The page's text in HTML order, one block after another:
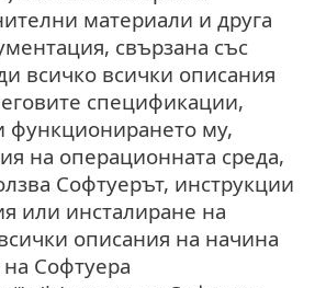
материали и друга
свързана със
всичко всички описания
спецификации,
функционирането му,
на операционната среда,
Софтуерът, инструкции
или инсталиране на
описания на начина
Софтуера